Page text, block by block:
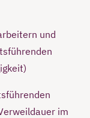
und
im